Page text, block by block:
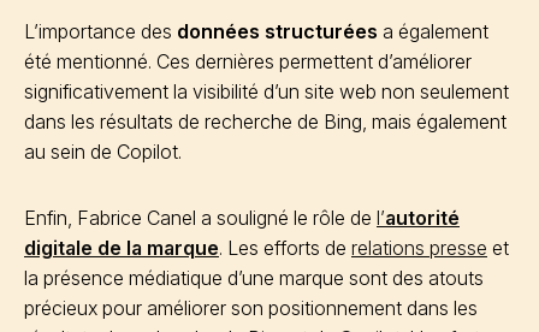
L’importance des données structurées a également
été mentionné. Ces dernières permettent d’améliorer
significativement la visibilité d’un site web non seulement
dans les résultats de recherche de Bing, mais également
au sein de Copilot.
Enfin, Fabrice Canel a souligné le rôle de l’autorité
digitale de la marque. Les efforts de relations presse et
la présence médiatique d’une marque sont des atouts
précieux pour améliorer son positionnement dans les